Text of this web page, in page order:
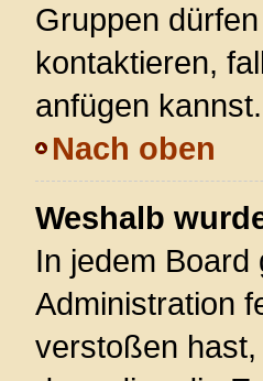
Gruppen
kontaktieren,
anfügen kannst.
Nach oben
Weshalb
In jedem
Administration
verstoßen